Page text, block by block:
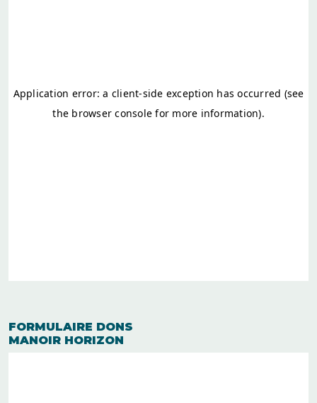
FORMULAIRE DONS
MANOIR HORIZON